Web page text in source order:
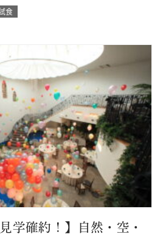
の挙式体験も披露宴演出体験
気軽にできるよくばりフェア♪ 結婚
て…
食
学確約！】自然・空・